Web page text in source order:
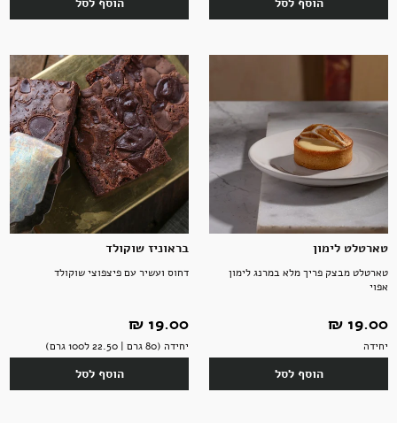
טארטלט לימון
טארטלט מבצק פריך מלא במרנג לימון
אפוי
19.00 ‏₪
יחידה
הוסף לסל
בראוניז שוקולד
דחוס ועשיר עם פיצפוצי שוקולד
19.00 ‏₪
יחידה (80 גרם | 22.50 ל100 גרם)
הוסף לסל